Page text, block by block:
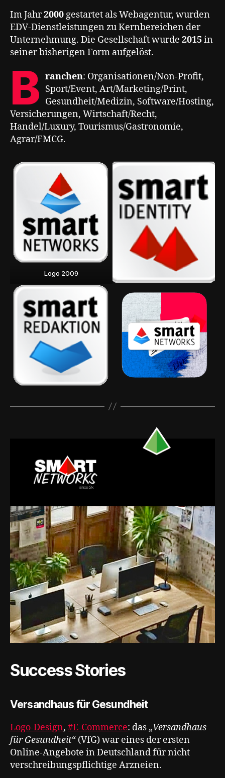
Im Jahr2000gestartet als Webagentur, wurden
EDV-Dienstleistungen zu Kernbereichen der
Unternehmung. Die Gesellschaft wurde 2015 in
seiner bisherigen Form aufgelöst.
B ranchen: Organisationen/Non-Profit,
Sport/Event, Art/Marketing/Print,
Gesundheit/Medizin, Software/Hosting,
Versicherungen, Wirtschaft/Recht,
Handel/Luxury, Tourismus/Gastronomie,
Agrar/FMCG.
Logo 2009
Success Stories
Versandhaus für Gesundheit
Logo-Design, #E-Commerce: das „Versandhaus
für Gesundheit“ (VfG) war eines der ersten
Online-Angebote in Deutschland für nicht
verschreibungspflichtige Arzneien.